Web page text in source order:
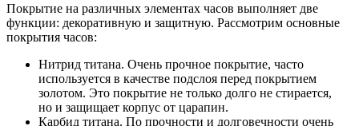
Покрытие на различных элементах часов выполняет две
функции: декоративную и защитную. Рассмотрим основные
покрытия часов:
Нитрид титана. Очень прочное покрытие, часто
используется в качестве подслоя перед покрытием
золотом. Это покрытие не только долго не стирается,
но и защищает корпус от царапин.
Карбид титана. По прочности и долговечности очень